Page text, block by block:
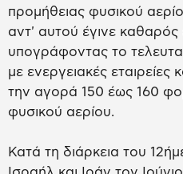
προμήθειας φυσικού
αντ' αυτού έγινε καθαρός
υπογράφοντας το
με ενεργειακές εταιρείες
την αγορά 150 έως 160
φυσικού αερίου.
Κατά τη διάρκεια του